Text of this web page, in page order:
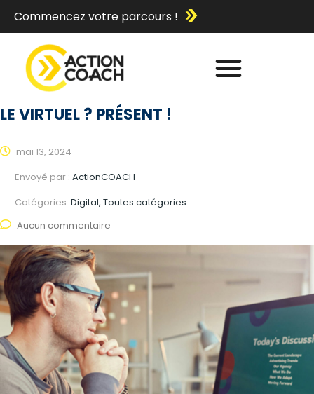
Commencez votre parcours !
LE VIRTUEL ? PRÉSENT !
mai 13, 2024
Envoyé par : ActionCOACH
Catégories: Digital, Toutes catégories
Aucun commentaire